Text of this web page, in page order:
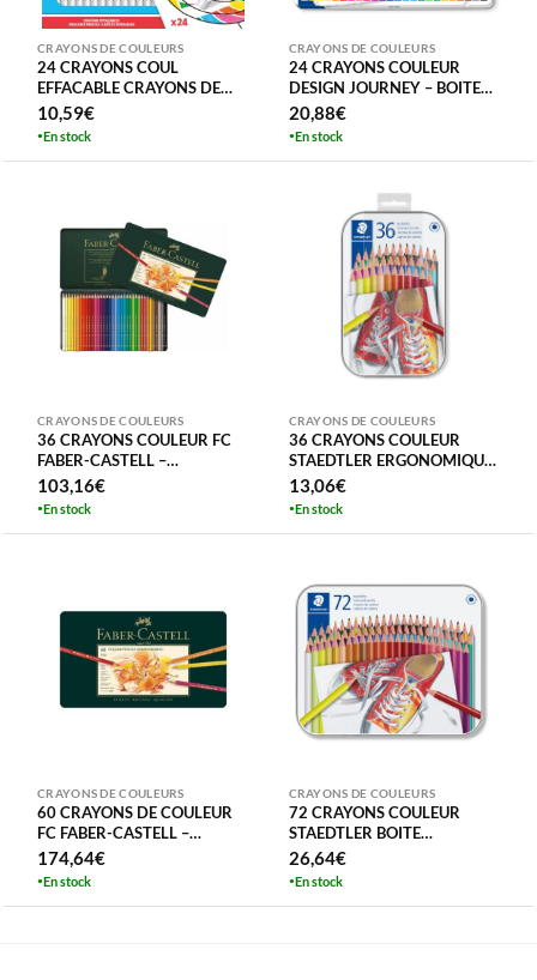
CRAYONS DE COULEURS
24 CRAYONS COUL
EFFACABLE CRAYONS DE
COULEUR OOPS MAPED –
COLOR’PEPS
10,59€
En stock
CRAYONS DE COULEURS
24 CRAYONS COULEUR
DESIGN JOURNEY – BOITE
METAL CRAYONS DE
COULEUR STAEDTLER
20,88€
En stock
CRAYONS DE COULEURS
36 CRAYONS COULEUR FC
FABER-CASTELL –
POLYCHROMOS BOITE
103,16€
En stock
CRAYONS DE COULEURS
36 CRAYONS COULEUR
STAEDTLER ERGONOMIQUE
– BOITE METAL
13,06€
En stock
CRAYONS DE COULEURS
60 CRAYONS DE COULEUR
FC FABER-CASTELL –
POLYCHROMOS ETUI METAL
ARTIST QUALITE
174,64€
En stock
CRAYONS DE COULEURS
72 CRAYONS COULEUR
STAEDTLER BOITE
METALLIQUE
26,64€
En stock